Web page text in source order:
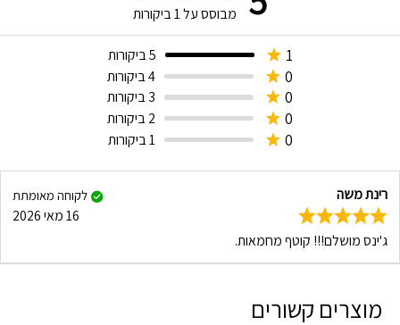
מבוסס על1ביקורות
1 5 ביקורות
0 4 ביקורות
0 3 ביקורות
0 2 ביקורות
0 1 ביקורות
רינת משה לקוחה מאומתת
16 מאי 2026
ג'ינס מושלם!!! קוטף מחמאות.
מוצרים קשורים